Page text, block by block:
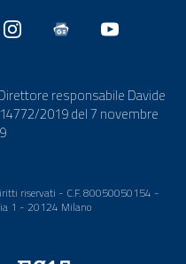
responsabile Davide
2019 del 7 novembre
riservati - C.F. 80050050154 -
1 - 20124 Milano